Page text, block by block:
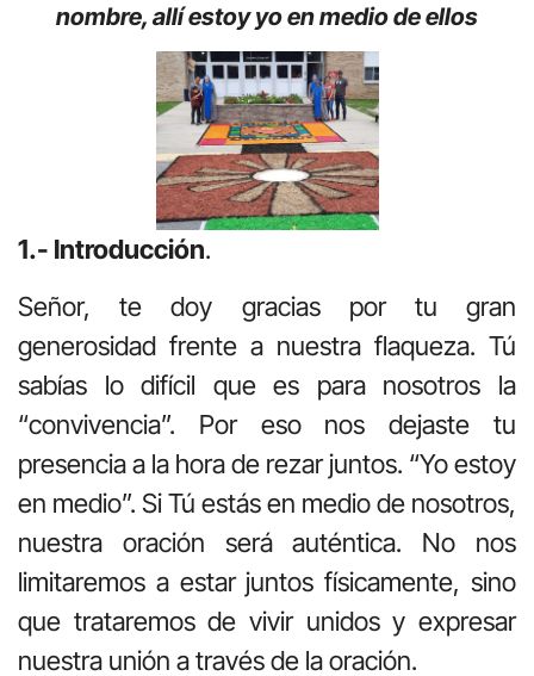
nombre, allí estoy yo en medio de ellos
1.- Introducción.
Señor, te doy gracias por tu gran
generosidad frente a nuestra flaqueza. Tú
sabías lo difícil que es para nosotros la
“convivencia”. Por eso nos dejaste tu
presencia a la hora de rezar juntos. “Yo estoy
en medio”. Si Tú estás en medio de nosotros,
nuestra oración será auténtica. No nos
limitaremos a estar juntos físicamente, sino
que trataremos de vivir unidos y expresar
nuestra unión a través de la oración.